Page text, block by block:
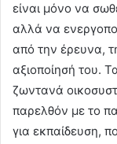
είναι μόνο να
αλλά να
από την έρευνα,
αξιοποίησή του.
ζωντανά
παρελθόν με το
για εκπαίδευση,